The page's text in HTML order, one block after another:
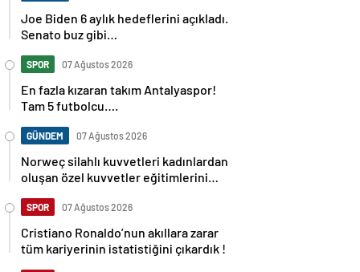
Joe Biden 6 aylık hedeflerini açıkladı.
Senato buz gibi…
SPOR 07 Ağustos 2026
En fazla kızaran takım Antalyaspor!
Tam 5 futbolcu….
GÜNDEM 07 Ağustos 2026
Norweç silahlı kuvvetleri kadınlardan
oluşan özel kuvvetler eğitimlerini
SPOR 07 Ağustos 2026
Cristiano Ronaldo’nun akıllara zarar
tüm kariyerinin istatistiğini çıkardık !